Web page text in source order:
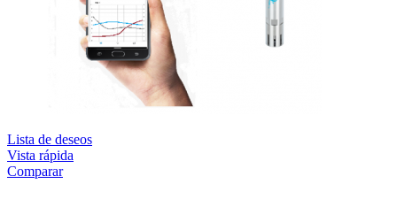
Lista de deseos
Vista rápida
Comparar